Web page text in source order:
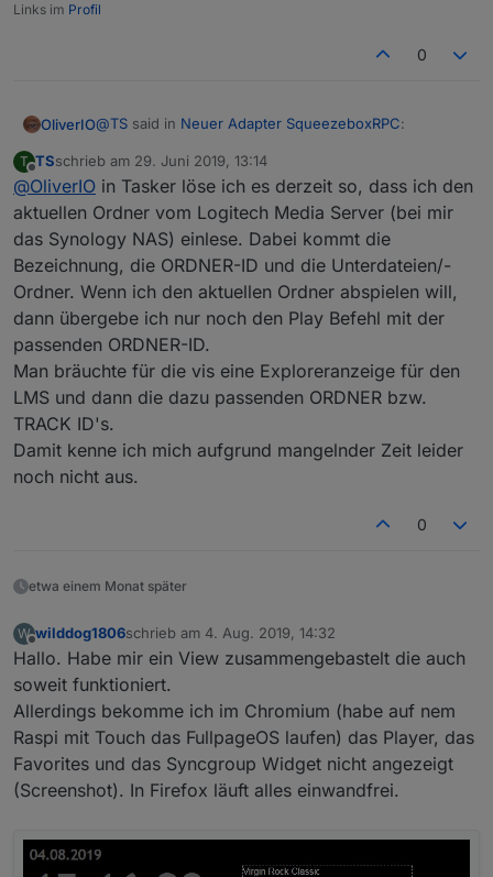
Links im Profil
0
OliverIO@TS said in Neuer Adapter SqueezeboxRPC:
Hallo,
wird man in Zukunft auch in der eigenen Musik
auswählen und abspielen können?
Eine Übersicht der eigenen Musik und das
Hinzufügen zur Playlist wäre toll...!
Das muss ich mir mal noch überlegen. Dieser Art der
Steuerung steht ein komplexes Protokoll dahinter, was
eine direkte Kommunikation mit dem LMS erfordert.
Die bisherigen widgets kommunizieren alle nur über
Unwägbarkeiten auch noch größer, da sich in der
Menüstruktur ja viele unterschiedlichen Plugins in
einer einheitlichen Oberfläche abbilden können.
T
Offline
TSschrieb am 29. Juni 2019, 13:14
zuletzt editiert von
@OliverIO in Tasker löse ich es derzeit so, dass ich den
aktuellen Ordner vom Logitech Media Server (bei mir
das Synology NAS) einlese. Dabei kommt die
Bezeichnung, die ORDNER-ID und die Unterdateien/-
Ordner. Wenn ich den aktuellen Ordner abspielen will,
dann übergebe ich nur noch den Play Befehl mit der
passenden ORDNER-ID.
Man bräuchte für die vis eine Exploreranzeige für den
LMS und dann die dazu passenden ORDNER bzw.
TRACK ID's.
Damit kenne ich mich aufgrund mangelnder Zeit leider
noch nicht aus.
0
etwa einem Monat später
W
Offline
wilddog1806schrieb am 4. Aug. 2019, 14:32
zuletzt editiert von
Hallo. Habe mir ein View zusammengebastelt die auch
soweit funktioniert.
Allerdings bekomme ich im Chromium (habe auf nem
Raspi mit Touch das FullpageOS laufen) das Player, das
Favorites und das Syncgroup Widget nicht angezeigt
(Screenshot). In Firefox läuft alles einwandfrei.